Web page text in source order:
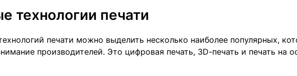
технологии печати
печати можно выделить несколько наиболее популярных,
производителей. Это цифровая печать, 3D-печать и печать на